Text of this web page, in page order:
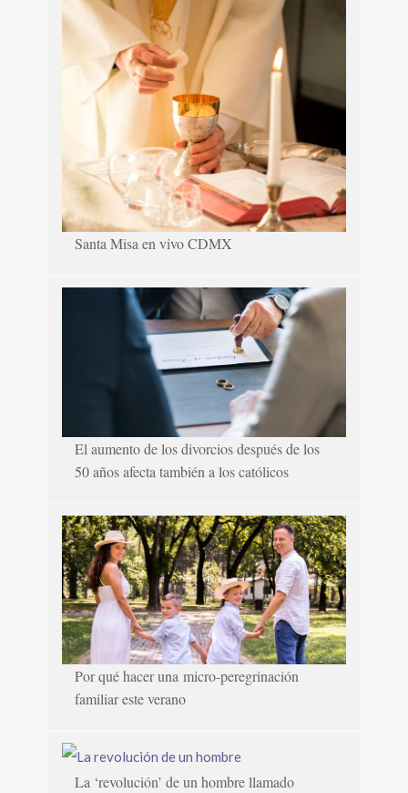
Santa Misa en vivo CDMX
El aumento de los divorcios después de los
50 años afecta también a los católicos
Por qué hacer una micro-peregrinación
familiar este verano
La ‘revolución’ de un hombre llamado